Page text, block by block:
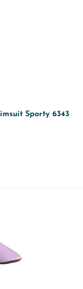
Sporty 6343